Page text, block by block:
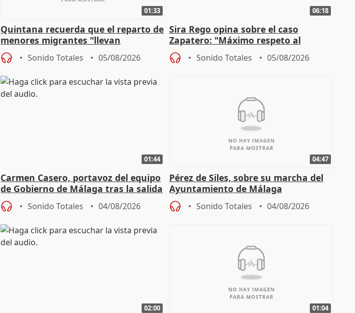
01:33
Quintana recuerda que el reparto de
menores migrantes "llevan
aportación del Gobierno" central
Sonido Totales 05/08/2026
06:18
Sira Rego opina sobre el caso
Zapatero: "Máximo respeto al
proceso judicial"
Sonido Totales 05/08/2026
01:44
Carmen Casero, portavoz del equipo
de Gobierno de Málaga tras la salida
de Pérez de Siles
Sonido Totales 04/08/2026
04:47
Pérez de Siles, sobre su marcha del
Ayuntamiento de Málaga
Sonido Totales 04/08/2026
02:00 01:04